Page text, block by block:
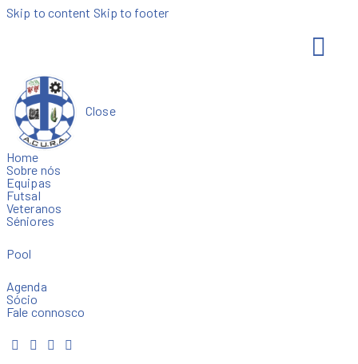
Skip to content Skip to footer
Close
Home
Sobre nós
Equipas
Futsal
Veteranos
Séniores
Pool
Agenda
Sócio
Fale connosco